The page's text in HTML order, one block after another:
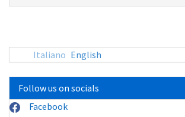
sito:
Italiano English
Follow us on socials
Facebook